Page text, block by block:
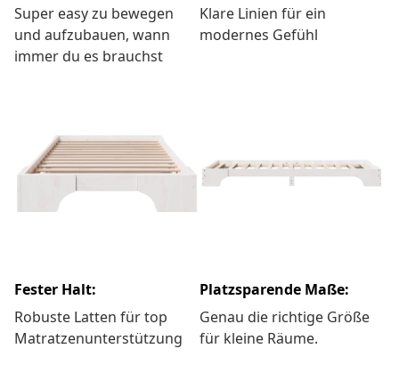
Super easy zu bewegen
und aufzubauen, wann
immer du es brauchst
Klare Linien für ein
modernes Gefühl
Fester Halt:
Robuste Latten für top
Matratzenunterstützung
Platzsparende Maße:
Genau die richtige Größe
für kleine Räume.